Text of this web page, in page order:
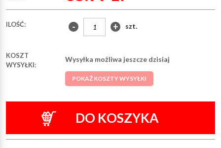
ILOŚĆ: - + szt.
KOSZT
WYSYŁKI:
Wysyłka możliwa jeszcze dzisiaj
POKAŻ KOSZTY WYSYŁKI
DO KOSZYKA